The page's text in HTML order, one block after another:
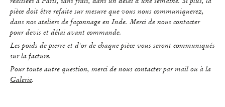
pièce doit être refaite sur mesure que vous nous communiquerez,
dans nos ateliers de façonnage en Inde. Merci de nous contacter
pour devis et délai avant commande.
Les poids de pierre et d'or de chaque pièce vous seront communiqués
sur la facture.
Pour toute autre question, merci de nous contacter par mail ou à la
Galerie.